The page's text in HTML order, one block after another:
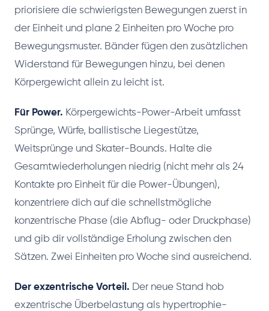
priorisiere die schwierigsten Bewegungen zuerst in
der Einheit und plane 2 Einheiten pro Woche pro
Bewegungsmuster. Bänder fügen den zusätzlichen
Widerstand für Bewegungen hinzu, bei denen
Körpergewicht allein zu leicht ist.
Für Power. Körpergewichts-Power-Arbeit umfasst
Sprünge, Würfe, ballistische Liegestütze,
Weitsprünge und Skater-Bounds. Halte die
Gesamtwiederholungen niedrig (nicht mehr als 24
Kontakte pro Einheit für die Power-Übungen),
konzentriere dich auf die schnellstmögliche
konzentrische Phase (die Abflug- oder Druckphase)
und gib dir vollständige Erholung zwischen den
Sätzen. Zwei Einheiten pro Woche sind ausreichend.
Der exzentrische Vorteil. Der neue Stand hob
exzentrische Überbelastung als hypertrophie-